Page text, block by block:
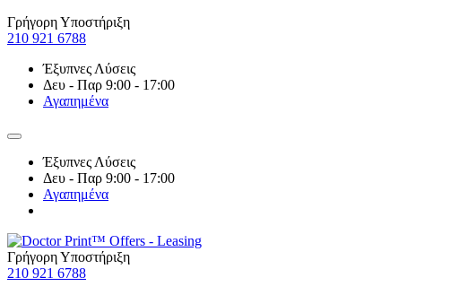
Γρήγορη Υποστήριξη
210 921 6788
Έξυπνες Λύσεις
Δευ - Παρ 9:00 - 17:00
Αγαπημένα
Έξυπνες Λύσεις
Δευ - Παρ 9:00 - 17:00
Αγαπημένα
Γρήγορη Υποστήριξη
210 921 6788